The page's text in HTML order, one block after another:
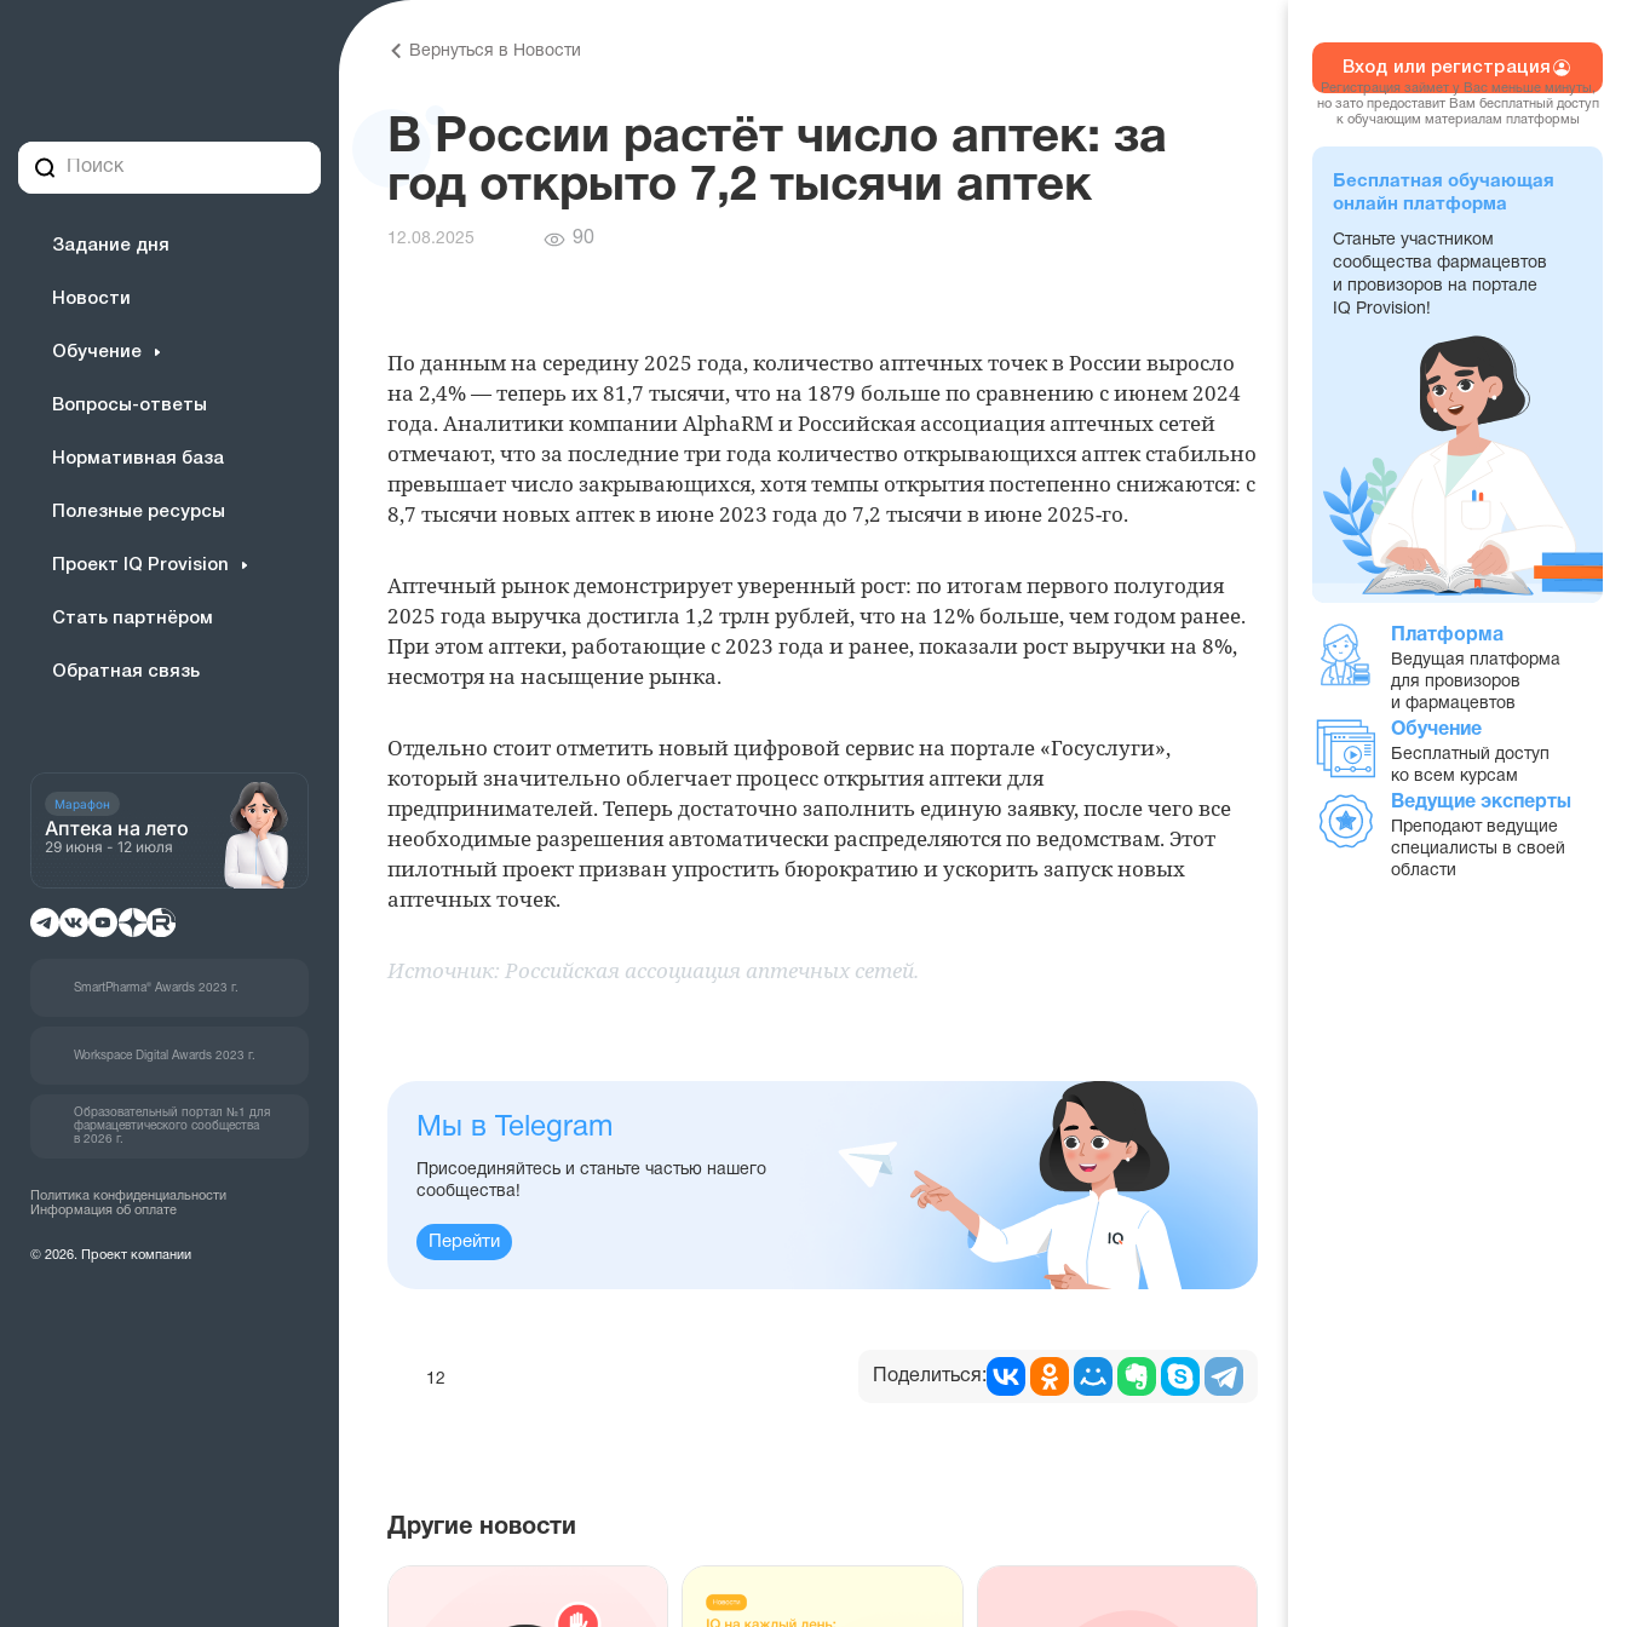
Задание дня
Новости
Обучение
Вопросы-ответы
Нормативная база
Полезные ресурсы
Проект IQ Provision
Стать партнёром
Обратная связь
Марафон
Аптека на лето
29 июня - 12 июля
SmartPharma® Awards 2023 г.
Workspace Digital Awards 2023 г.
Образовательный портал №1 для
фармацевтического сообщества
в 2026 г.
Политика конфиденциальности
Информация об оплате
© 2026. Проект компании
Вернуться в Новости
В России растёт число аптек: за
год открыто 7,2 тысячи аптек
12.08.2025
Количество
90
По данным на середину 2025 года, количество аптечных точек в России выросло
на 2,4% — теперь их 81,7 тысячи, что на 1879 больше по сравнению с июнем 2024
года. Аналитики компании AlphaRM и Российская ассоциация аптечных сетей
отмечают, что за последние три года количество открывающихся аптек стабильно
превышает число закрывающихся, хотя темпы открытия постепенно снижаются: с
8,7 тысячи новых аптек в июне 2023 года до 7,2 тысячи в июне 2025-го.
Аптечный рынок демонстрирует уверенный рост: по итогам первого полугодия
2025 года выручка достигла 1,2 трлн рублей, что на 12% больше, чем годом ранее.
При этом аптеки, работающие с 2023 года и ранее, показали рост выручки на 8%,
несмотря на насыщение рынка.
Отдельно стоит отметить новый цифровой сервис на портале «Госуслуги»,
который значительно облегчает процесс открытия аптеки для
предпринимателей. Теперь достаточно заполнить единую заявку, после чего все
необходимые разрешения автоматически распределяются по ведомствам. Этот
пилотный проект призван упростить бюрократию и ускорить запуск новых
аптечных точек.
Источник: Российская ассоциация аптечных сетей.
Мы в Telegram
Присоединяйтесь и станьте частью нашего
сообщества!
Перейти
12 Поделиться:
Другие новости
Вход или регистрация
Регистрация займет у Вас меньше минуты,
но зато предоставит Вам бесплатный доступ
к обучающим материалам платформы
Бесплатная обучающая
онлайн платформа
Станьте участником
сообщества фармацевтов
и провизоров на портале
IQ Provision!
Платформа
Ведущая платформа
для провизоров
и фармацевтов
Обучение
Бесплатный доступ
ко всем курсам
Ведущие эксперты
Преподают ведущие
специалисты в своей
области